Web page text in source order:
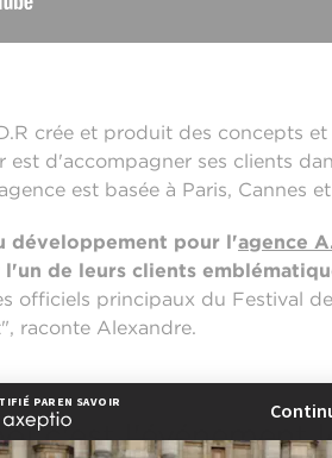
crée et produit des concepts
est d'accompagner ses clients
est basée à Paris, Cannes
développement pour l'agence
de leurs clients
officiels principaux du Festival
raconte Alexandre.
c'est l'événement